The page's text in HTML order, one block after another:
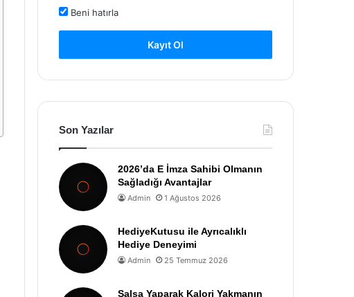
Beni hatırla
Kayıt Ol
Son Yazılar
2026’da E İmza Sahibi Olmanın
Sağladığı Avantajlar
Admin 1 Ağustos 2026
HediyeKutusu ile Ayrıcalıklı
Hediye Deneyimi
Admin 25 Temmuz 2026
Salsa Yaparak Kalori Yakmanın